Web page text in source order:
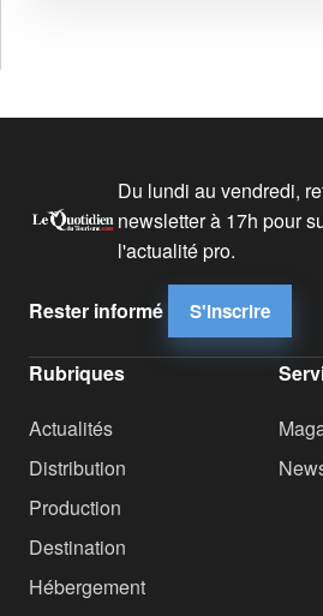
Du lundi au vendredi,
newsletter à 17h pour
l'actualité pro.
Rester informé S'inscrire
Rubriques
Actualités
Distribution
Production
Destination
Hébergement